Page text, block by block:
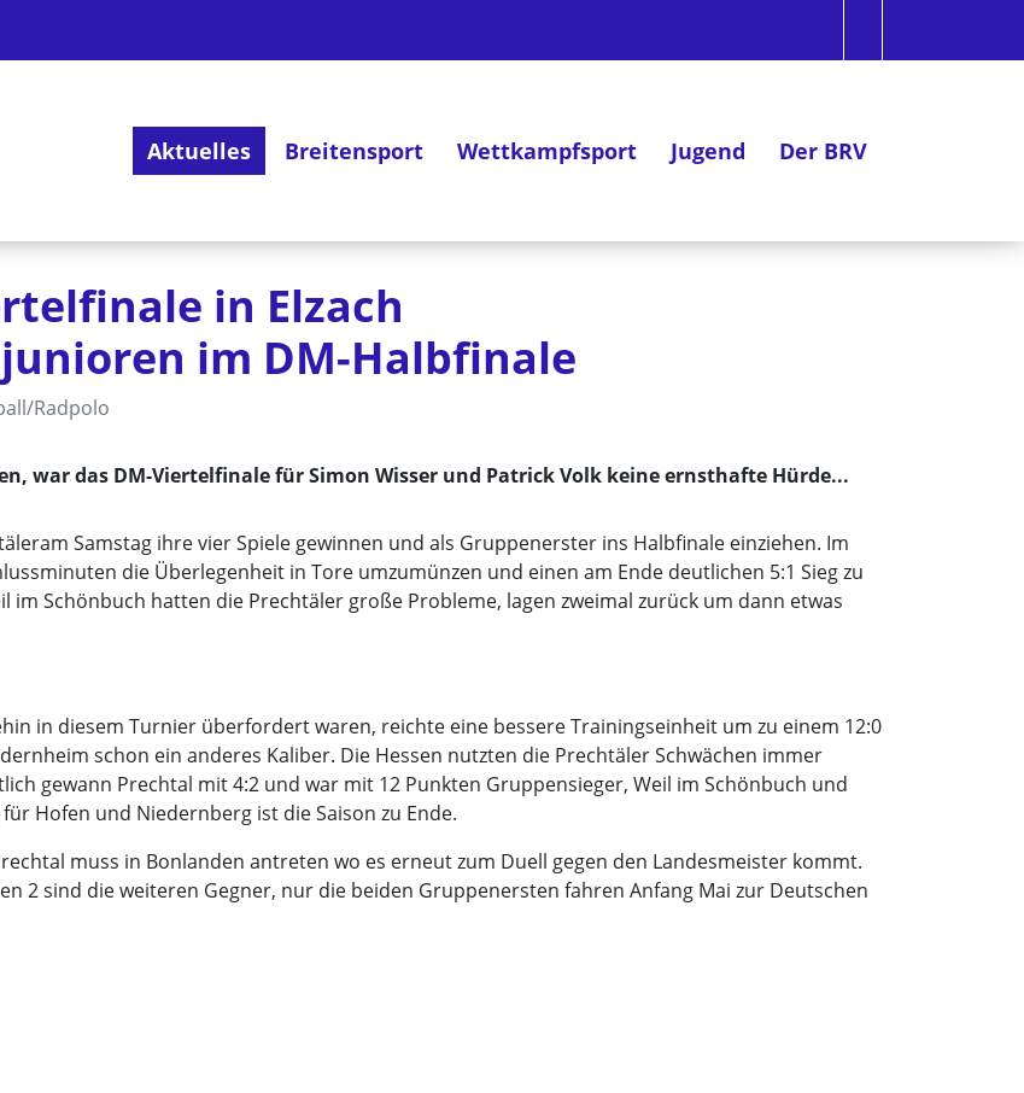
Aktuelles Breitensport Wettkampfsport Jugend Der BRV
in Elzach
im DM-Halbfinale
Radpolo
war das DM-Viertelfinale für Simon Wisser und Patrick Volk keine ernsthafte Hürde...
Samstag ihre vier Spiele gewinnen und als Gruppenerster ins Halbfinale einziehen. Im
die Überlegenheit in Tore umzumünzen und einen am Ende deutlichen 5:1 Sieg zu
im Schönbuch hatten die Prechtäler große Probleme, lagen zweimal zurück um dann etwas
in diesem Turnier überfordert waren, reichte eine bessere Trainingseinheit um zu einem 12:0
schon ein anderes Kaliber. Die Hessen nutzten die Prechtäler Schwächen immer
gewann Prechtal mit 4:2 und war mit 12 Punkten Gruppensieger, Weil im Schönbuch und
Hofen und Niedernberg ist die Saison zu Ende.
muss in Bonlanden antreten wo es erneut zum Duell gegen den Landesmeister kommt.
2 sind die weiteren Gegner, nur die beiden Gruppenersten fahren Anfang Mai zur Deutschen